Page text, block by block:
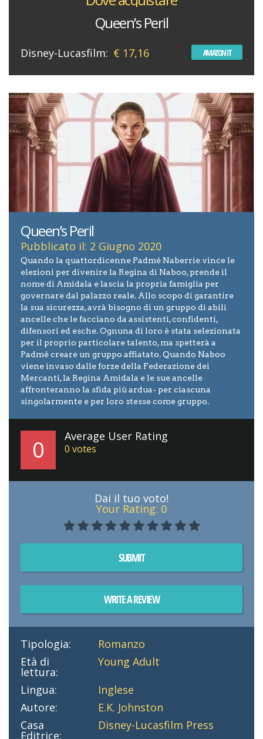
Queen’s Peril
Disney-Lucasfilm: € 17,16 AMAZON IT
Queen’s Peril
Pubblicato il: 2 Giugno 2020
Quando la quattordicenne Padmé Naberrie vince le
elezioni per divenire la Regina di Naboo, prende il
nome di Amidala e lascia la propria famiglia per
governare dal palazzo reale. Allo scopo di garantire
la sua sicurezza, avrà bisogno di un gruppo di abili
ancelle che le facciano da assistenti, confidenti,
difensori ed esche. Ognuna di loro è stata selezionata
per il proprio particolare talento, ma spetterà a
Padmé creare un gruppo affiatato. Quando Naboo
viene invaso dalle forze della Federazione dei
Mercanti, la Regina Amidala e le sue ancelle
affronteranno la sfida più ardua- per ciascuna
singolarmente e per loro stesse come gruppo.
0 Average User Rating
0 votes
Dai il tuo voto!
Your Rating: 0
SUBMIT
WRITE A REVIEW
Tipologia:
Romanzo
Età di
lettura:
Young Adult
Lingua:
Inglese
Autore:
E.K. Johnston
Casa
Editrice:
Disney-Lucasfilm Press